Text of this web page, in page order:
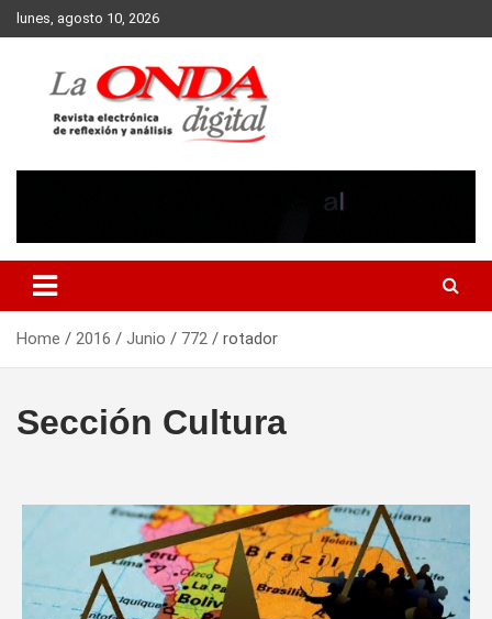
Skip
to
lunes, agosto 10, 2026
Home 2016 Junio 772 rotador